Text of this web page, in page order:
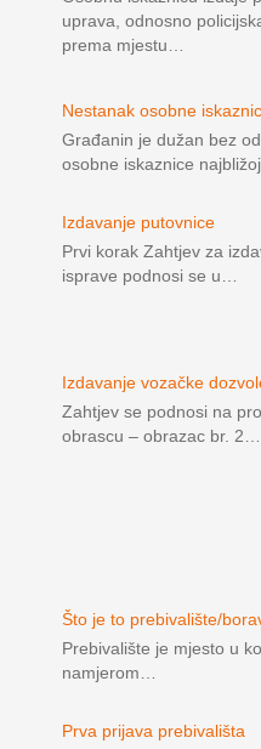
uprava, odnosno
prema mjestu…
Nestanak osobne
Građanin je dužan bez
osobne iskaznice
Izdavanje putovnice
Prvi korak Zahtjev za
isprave podnosi se u…
Izdavanje vozačke
Zahtjev se podnosi na
obrascu – obrazac br. 2…
Što je to prebivalište/
Prebivalište je mjesto u
namjerom…
Prva prijava prebivališta